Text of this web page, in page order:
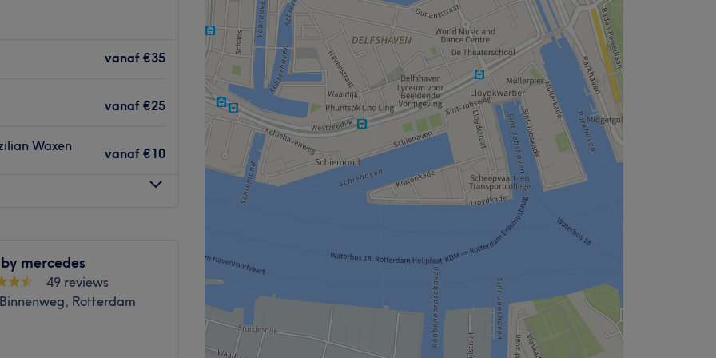
juiste adres voor diverse
,wimpers,
en pedicures. Bij
kwalitatief. Welke
de salon.
vanaf €35
vanaf €25
Waxen
vanaf €10
mercedes
49 reviews
Rotterdam